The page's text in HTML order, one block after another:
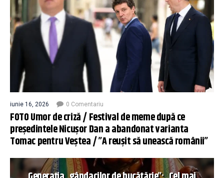
iunie 16, 2026 0 Comentariu
FOTO Umor de criză / Festival de meme după ce
președintele Nicușor Dan a abandonat varianta
Tomac pentru Veștea / ”A reușit să unească românii”